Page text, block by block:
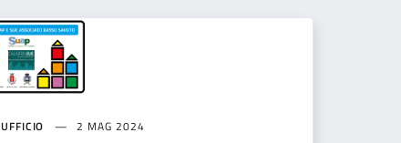
UFFICIO 2 MAG 2024